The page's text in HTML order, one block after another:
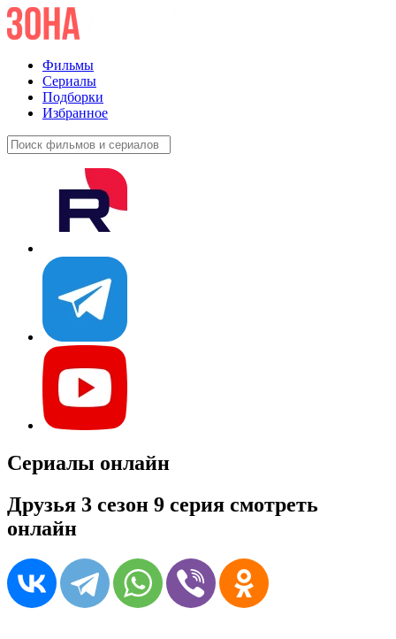
Фильмы
Сериалы
Подборки
Избранное
Сериалы онлайн
Друзья 3 сезон 9 серия смотреть
онлайн